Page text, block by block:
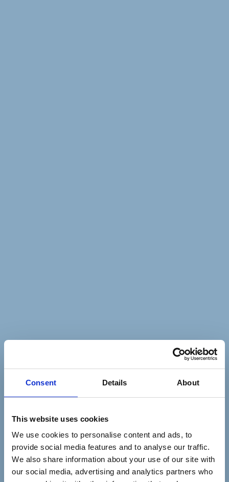
Consent Details About
This website uses cookies
We use cookies to personalise content and ads, to
provide social media features and to analyse our traffic.
We also share information about your use of our site with
our social media, advertising and analytics partners who